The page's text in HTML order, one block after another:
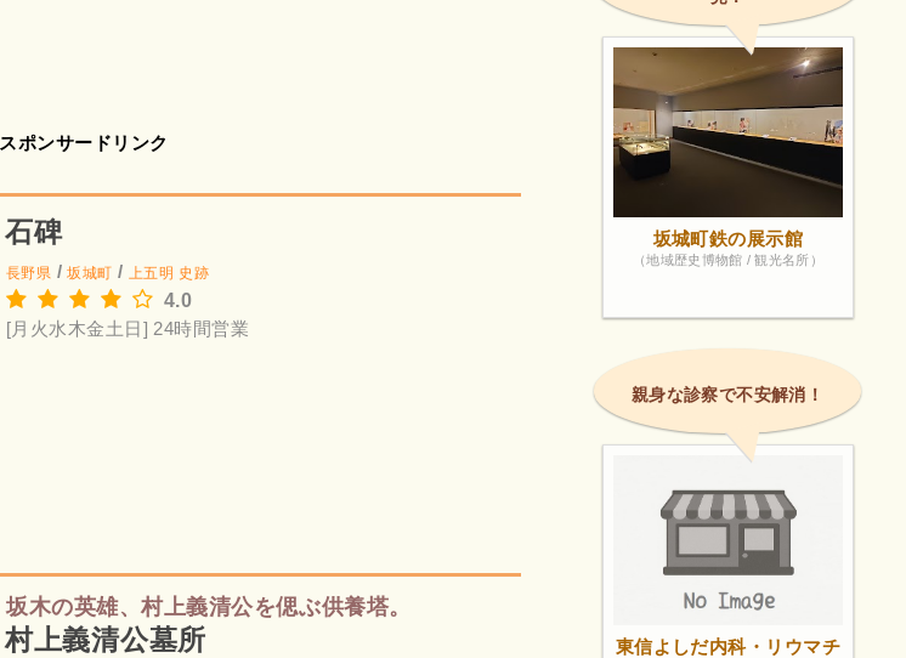
スポンサードリンク
石碑
長野県 /坂城町 / 上五明 史跡
4.0
[月火水木金土日] 24時間営業
坂木の英雄、村上義清公を偲ぶ供養塔。
村上義清公墓所
坂城町鉄の展示館
（地域歴史博物館 / 観光名所）
親身な診察で不安解消！
東信よしだ内科・リウマチ